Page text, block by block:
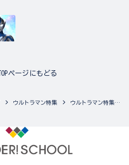
TOPページにもどる
ウルトラマン特集 ウルトラマン特集の最新商品一覧